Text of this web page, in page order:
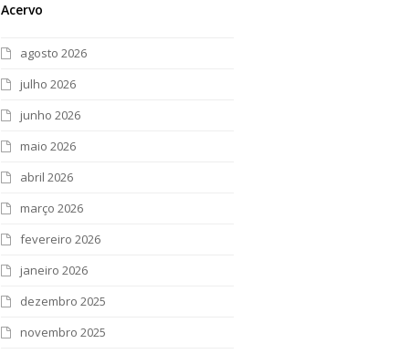
Acervo
agosto 2026
julho 2026
junho 2026
maio 2026
abril 2026
março 2026
fevereiro 2026
janeiro 2026
dezembro 2025
novembro 2025